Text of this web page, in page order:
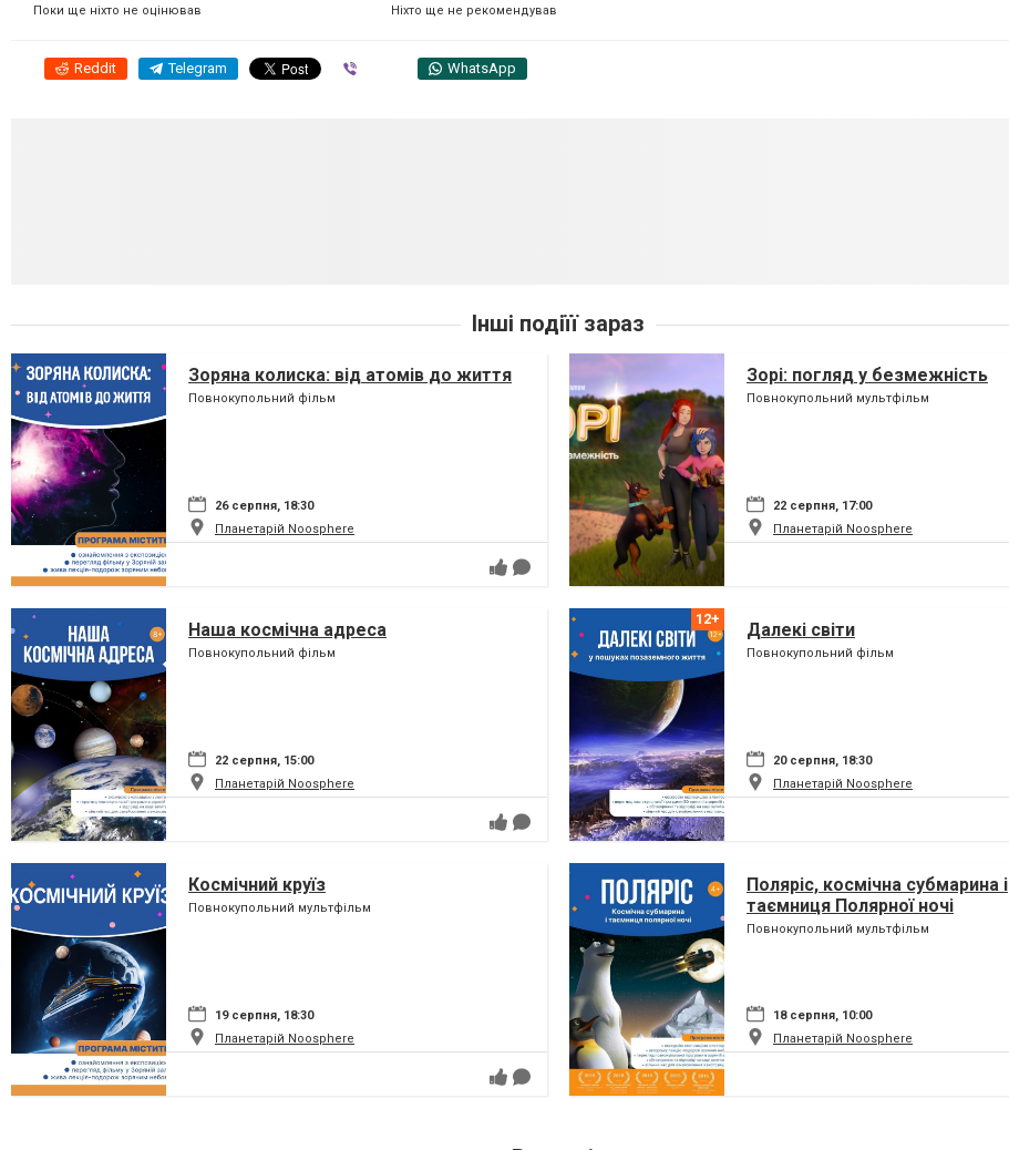
Поки ще ніхто не оцінював Ніхто ще не рекомендував
Reddit Telegram WhatsApp
Інші подіїї зараз
Зоряна колиска: від атомів до життя
Повнокупольний фільм
26 серпня, 18:30
Планетарій Noosphere
Зорі: погляд у безмежність
Повнокупольний мультфільм
22 серпня, 17:00
Планетарій Noosphere
Наша космічна адреса
Повнокупольний фільм
22 серпня, 15:00
Планетарій Noosphere
Далекі світи
Повнокупольний фільм
20 серпня, 18:30
Планетарій Noosphere
Космічний круїз
Повнокупольний мультфільм
19 серпня, 18:30
Планетарій Noosphere
Поляріс, космічна субмарина і
таємниця Полярної ночі
Повнокупольний мультфільм
18 серпня, 10:00
Планетарій Noosphere